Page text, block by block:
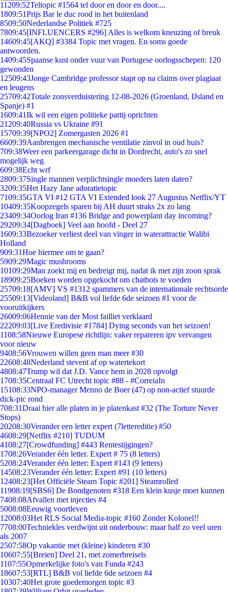
11209:52Teltopic #1564 tel door en door en door....
1809:51Prijs Bar le duc rood in het buitenland
8509:50Nederlandse Politiek #725
7809:45[INFLUENCERS #296] Alles is welkom kneuzing of breuk
14609:45[AKQ] #3384 Topic met vragen. En soms goede
antwoorden.
1409:45Spaanse kust onder vuur van Portugese oorlogsschepen: 120
gewonden
12509:43Jonge Cambridge professor stapt op na claims over plagiaat
en leugens
25709:42Totale zonsverduistering 12-08-2026 (Groenland, IJsland en
Spanje) #1
1609:41Ik wil een eigen politieke partij oprichten
21209:40Russia vs Ukraine #91
15709:39[NPO2] Zomergasten 2026 #1
6609:39Aanbrengen mechanische ventilatie zinvol in oud huis?
709:38Weer een parkeergarage dicht in Dordrecht, auto's zo snel
mogelijk weg
609:38Echt wrf
2809:37Single mannen verplichtsingle moeders laten daten?
3209:35Het Hazy Jane adoratietopic
7109:35GTA VI #12 GTA VI Extended look 27 Augustus Netflix/YT
10409:35Koopzegels sparen bij AH duurt straks 2x zo lang
23409:34Oorlog Iran #136 Bridge and powerplant day incoming?
29209:34[Dagboek] Veel aan hoofd - Deel 27
1609:33Bezoeker verliest deel van vinger in waterattractie Walibi
Holland
909:31Hoe hiermee om te gaan?
5909:29Magic mushrooms
10109:29Man zoekt mij en bedreigt mij, nadat ik met zijn zoon sprak
18909:25Boeken worden opgekocht om chatbots te voeden
25709:18[AMV] VS #1312 spammers van de internationale rechtsorde
25509:13[Videoland] B&B vol liefde 6de seizoen #1 voor de
vooruitkijkers
26009:06Hennie van der Most failliet verklaard
22209:03[Live Eredivisie #1784] Dying seconds van het seizoen!
1108:58Nieuwe Europese richtlijn: vaker repareren ipv vervangen
voor nieuw
9408:56Vrouwen willen geen man meer #30
22608:48Nederland stevent af op watertekort
4808:47Trump wil dat J.D. Vance hem in 2028 opvolgt
1708:35Centraal FC Utrecht topic #88 - #CorreiaIn
15108:33NPO-manager Menno de Boer (47) op non-actief stuurde
dick-pic rond
708:31Draai hier alle platen in je platenkast #32 (The Torture Never
Stops)
20208:30Verander een letter expert (7lettereditie) #50
4608:29[Netflix #210] TUDUM
4108:27[Crowdfunding] #443 Rentestijgingen?
1708:26Verander één letter. Expert # 75 (8 letters)
5208:24Verander één letter: Expert #143 (9 letters)
14508:23Verander één letter: Expert #91 (10 letters)
12408:23[Het Officiële Steam Topic #201] Steamrolled
11908:19[SBS6] De Bondgenoten #318 Een klein kusje moet kunnen
7408:08Afvallen met injecties #4
5008:08Eeuwig voortleven
12008:03Het RLS Social Media-topic #160 Zonder Kolonel!!
7708:00Techniekles verdwijnt uit onderbouw: maar half zo veel uren
als 2007
2507:58Op vakantie met (kleine) kinderen #30
10607:55[Breien] Deel 21, met zomerbreisels
1107:55Opmerkelijke foto's van Funda #243
18607:53[RTL] B&B vol liefde 6de seizoen #4
10307:40Het grote goedemorgen topic #3